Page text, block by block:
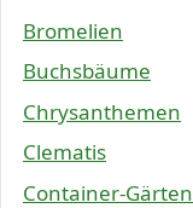
Bromelien
Buchsbäume
Chrysanthemen
Clematis
Container-Gärten